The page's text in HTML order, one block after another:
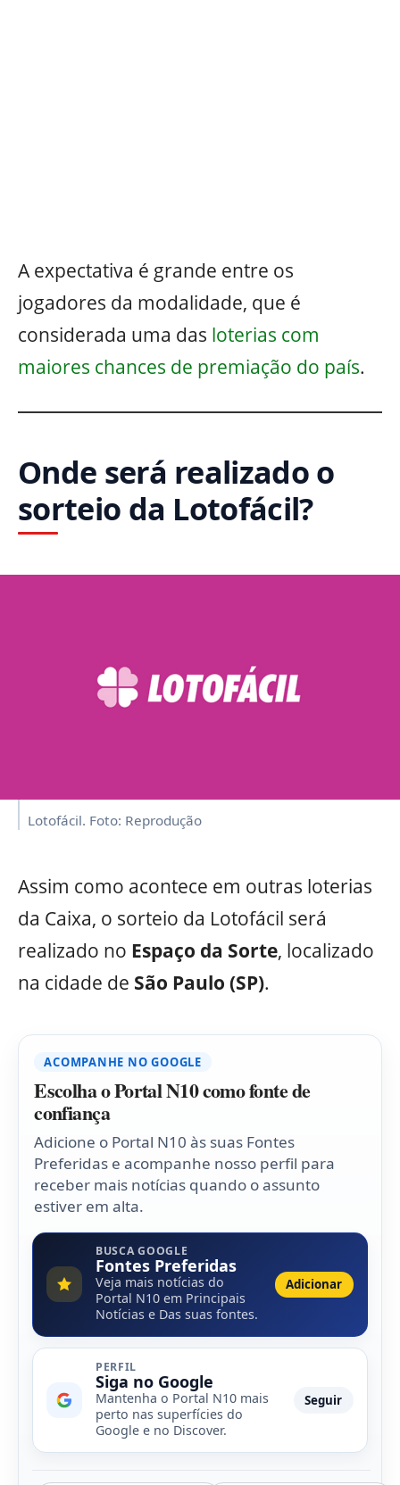
A expectativa é grande entre os
jogadores da modalidade, que é
considerada uma das loterias com
maiores chances de premiação do país.
Onde será realizado o
sorteio da Lotofácil?
Lotofácil. Foto: Reprodução
Assim como acontece em outras loterias
da Caixa, o sorteio da Lotofácil será
realizado no Espaço da Sorte, localizado
na cidade de São Paulo (SP).
ACOMPANHE NO GOOGLE
Escolha o Portal N10 como fonte de
confiança
Adicione o Portal N10 às suas Fontes
Preferidas e acompanhe nosso perfil para
receber mais notícias quando o assunto
estiver em alta.
BUSCA GOOGLE
Fontes Preferidas
Veja mais notícias do
Portal N10 em Principais
Notícias e Das suas fontes.
Adicionar
PERFIL
Siga no Google
Mantenha o Portal N10 mais
perto nas superfícies do
Google e no Discover.
Seguir